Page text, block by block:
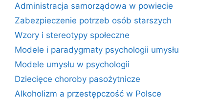
Administracja samorządowa w powiecie
Zabezpieczenie potrzeb osób starszych
Wzory i stereotypy społeczne
Modele i paradygmaty psychologii umysłu
Modele umysłu w psychologii
Dziecięce choroby pasożytnicze
Alkoholizm a przestępczość w Polsce